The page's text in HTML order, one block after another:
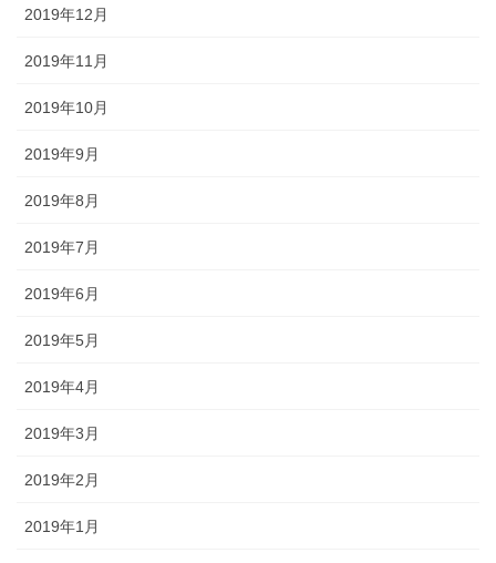
2019年12月
2019年11月
2019年10月
2019年9月
2019年8月
2019年7月
2019年6月
2019年5月
2019年4月
2019年3月
2019年2月
2019年1月